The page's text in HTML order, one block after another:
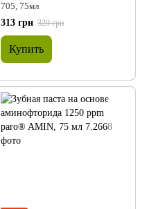
705, 75мл
313 грн 320 грн
Купить